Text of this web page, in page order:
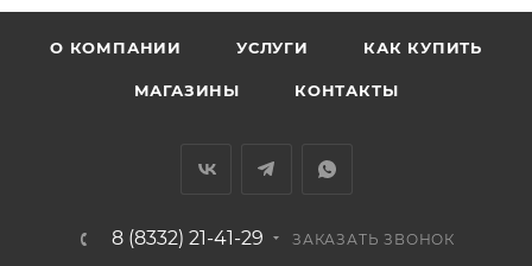
О КОМПАНИИ УСЛУГИ КАК КУПИТЬ
МАГАЗИНЫ КОНТАКТЫ
8 (8332) 21-41-29 ЗАКАЗАТЬ ЗВОНОК